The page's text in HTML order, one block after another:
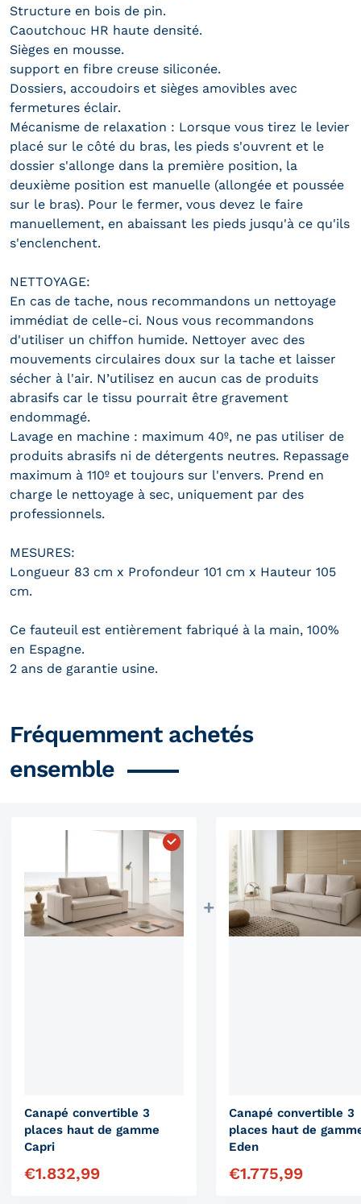
Structure en bois de pin.
Caoutchouc HR haute densité.
Sièges en mousse.
support en fibre creuse siliconée.
Dossiers, accoudoirs et sièges amovibles avec
fermetures éclair.
Mécanisme de relaxation : Lorsque vous tirez le levier
placé sur le côté du bras, les pieds s'ouvrent et le
dossier s'allonge dans la première position, la
deuxième position est manuelle (allongée et poussée
sur le bras). Pour le fermer, vous devez le faire
manuellement, en abaissant les pieds jusqu'à ce qu'ils
s'enclenchent.
NETTOYAGE:
En cas de tache, nous recommandons un nettoyage
immédiat de celle-ci. Nous vous recommandons
d'utiliser un chiffon humide. Nettoyer avec des
mouvements circulaires doux sur la tache et laisser
sécher à l'air. N’utilisez en aucun cas de produits
abrasifs car le tissu pourrait être gravement
endommagé.
Lavage en machine : maximum 40º, ne pas utiliser de
produits abrasifs ni de détergents neutres. Repassage
maximum à 110º et toujours sur l'envers. Prend en
charge le nettoyage à sec, uniquement par des
professionnels.
MESURES:
Longueur 83 cm x Profondeur 101 cm x Hauteur 105
cm.
Ce fauteuil est entièrement fabriqué à la main, 100%
en Espagne.
2 ans de garantie usine.
Fréquemment achetés
ensemble
Choisissez "Canapé
Canapé convertible 3
places haut de gamme
Capri
Prix régulier
€1.832,99
Canapé convertible 3
places haut de
Eden
Prix régulier
€1.775,99